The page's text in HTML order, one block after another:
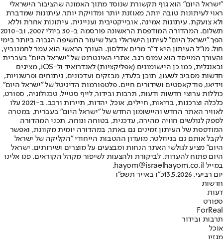
"ישראל היום" הוא גוף תקשורת שנוסד מתוך האמונה שהציבור הישראלי
ראוי לעיתונות טובה יותר, מאוזנת יותר ומדויקת יותר. עיתונות שמדברת
ולא צועקת. עיתונות אמינה, אובייקטיבית ועניינית. עיתונות אחרת וללא
תשלום. המהדורה המודפסת הראשונה פורסמה ב-30 ביולי 2007, וב-2010
הפך "ישראל היום" לעיתון הישראלי בעל שיעור החשיפה הגבוה ביותר בימי
חול. מו"ל העיתון היא ד"ר מרים אדלסון. העורך הראשי הוא עמר לחמנוביץ,
והעורך המייסד הוא עמוס רגב. אתרי האינטרנט של "ישראל היום" בעברית
ובאנגלית, כמו כן היישומונים (אפליקציות) לאנדרואיד ול-iOS, מציגים
חדשות מסביב לשעון, תוכן בלעדי, מבזקים ועדכונים, ניתוחים ופרשנויות,
וידיאו, פודקאסטים ושידורים חיים. פלטפורמות הדיגיטל של "ישראל היום"
כוללות ערוצי חדשות ודעות, תרבות ובידור, לייף סטייל, טכנולוגיה, ספורט,
כלכלה וצרכנות, בריאות, חיילים, אוכל, יהדות, תיירות ורכב. ב-2021 עלו
לאוויר האתר החדש והיישומון החדש של "ישראל היום" בעברית, במטרה
לספק לגולשים חוויה מהירה, עדכנית, בטוחה ונוחה. תכני המהדורה
המודפסת של העיתון זמינים גם באתר, במהדורה יומית מקוונת, ואפשר
לקבל אותם גם בניוזלטר. מועדון ההטבות הייחודי "הקליקה של ישראל
היום" מציע לגולשי האתר הנחות ומבצעים על מוצרים ושירותים. ישראל
היום פתוח להערות, לביקורת ולהצעות לשיפור מקהל הקוראים. פנו אלינו
במייל hayom@israelhayom.co.il.
יום רביעי, 13.5.2026
כ"ו באייר תשפ"ו
חדשות
דעות
ספורט
ForReal
תרבות ובידור
אוכל